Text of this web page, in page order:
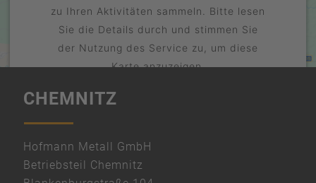
zu Ihren Aktivitäten sammeln. Bitte lesen
Sie die Details durch und stimmen Sie
der Nutzung des Service zu, um diese
Karte anzuzeigen.
Mehr Informationen
Usercentrics Consent Management
Platform
CHEMNITZ
Hofmann Metall GmbH
Betriebsteil Chemnitz